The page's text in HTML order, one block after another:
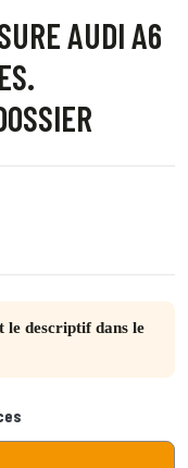
AUDI A6
le descriptif dans le